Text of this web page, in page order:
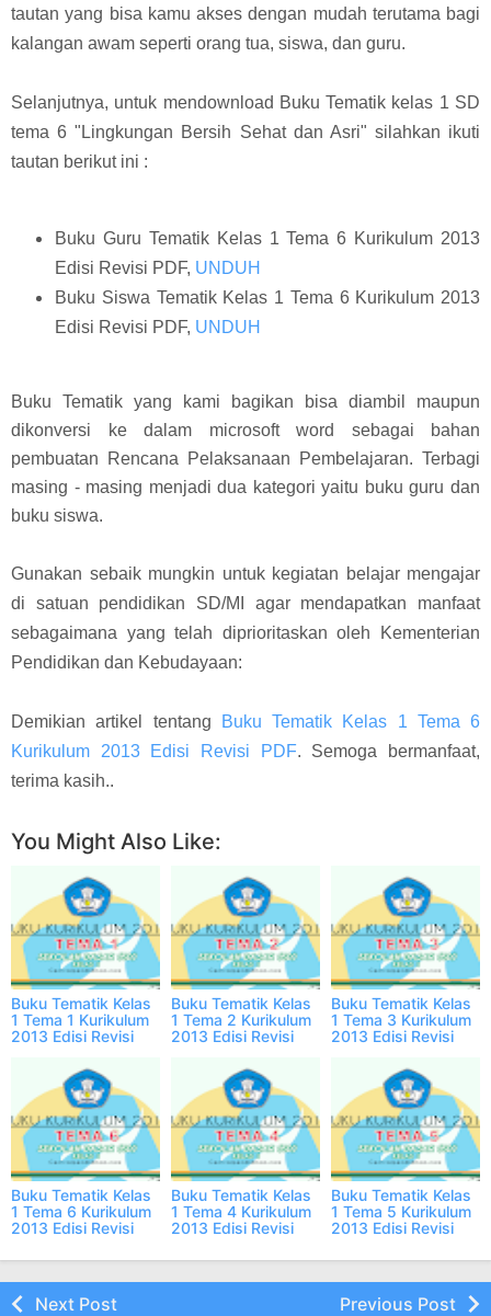
tautan yang bisa kamu akses dengan mudah terutama bagi
kalangan awam seperti orang tua, siswa, dan guru.
Selanjutnya, untuk mendownload Buku Tematik kelas 1 SD
tema 6 "Lingkungan Bersih Sehat dan Asri" silahkan ikuti
tautan berikut ini :
Buku Guru Tematik Kelas 1 Tema 6 Kurikulum 2013
Edisi Revisi PDF, UNDUH
Buku Siswa Tematik Kelas 1 Tema 6 Kurikulum 2013
Edisi Revisi PDF, UNDUH
Buku Tematik yang kami bagikan bisa diambil maupun
dikonversi ke dalam microsoft word sebagai bahan
pembuatan Rencana Pelaksanaan Pembelajaran. Terbagi
masing - masing menjadi dua kategori yaitu buku guru dan
buku siswa.
Gunakan sebaik mungkin untuk kegiatan belajar mengajar
di satuan pendidikan SD/MI agar mendapatkan manfaat
sebagaimana yang telah diprioritaskan oleh Kementerian
Pendidikan dan Kebudayaan:
Demikian artikel tentang
Buku Tematik Kelas 1 Tema 6
Kurikulum 2013 Edisi Revisi PDF. Semoga bermanfaat,
terima kasih..
You Might Also Like:
Buku Tematik Kelas
1 Tema 1 Kurikulum
2013 Edisi Revisi
Buku Tematik Kelas
1 Tema 2 Kurikulum
2013 Edisi Revisi
Buku Tematik Kelas
1 Tema 3 Kurikulum
2013 Edisi Revisi
Buku Tematik Kelas
1 Tema 6 Kurikulum
2013 Edisi Revisi
Buku Tematik Kelas
1 Tema 4 Kurikulum
2013 Edisi Revisi
Buku Tematik Kelas
1 Tema 5 Kurikulum
2013 Edisi Revisi
Next Post Previous Post